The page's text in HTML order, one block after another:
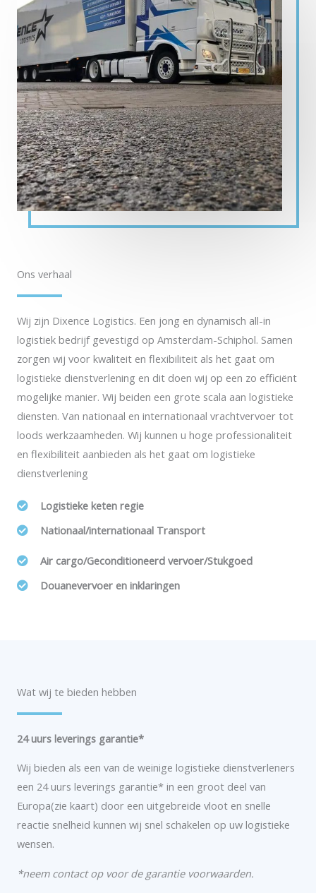
Ons verhaal
Wij zijn Dixence Logistics. Een jong en dynamisch all-in
logistiek bedrijf gevestigd op Amsterdam-Schiphol. Samen
zorgen wij voor kwaliteit en flexibiliteit als het gaat om
logistieke dienstverlening en dit doen wij op een zo efficiënt
mogelijke manier. Wij beiden een grote scala aan logistieke
diensten. Van nationaal en internationaal vrachtvervoer tot
loods werkzaamheden. Wij kunnen u hoge professionaliteit
en flexibiliteit aanbieden als het gaat om logistieke
dienstverlening
Logistieke keten regie
Nationaal/internationaal Transport
Air cargo/Geconditioneerd vervoer/Stukgoed
Douanevervoer en inklaringen
Wat wij te bieden hebben
24 uurs leverings garantie*
Wij bieden als een van de weinige logistieke dienstverleners
een 24 uurs leverings garantie* in een groot deel van
Europa(zie kaart) door een uitgebreide vloot en snelle
reactie snelheid kunnen wij snel schakelen op uw logistieke
wensen.
*neem contact op voor de garantie voorwaarden.